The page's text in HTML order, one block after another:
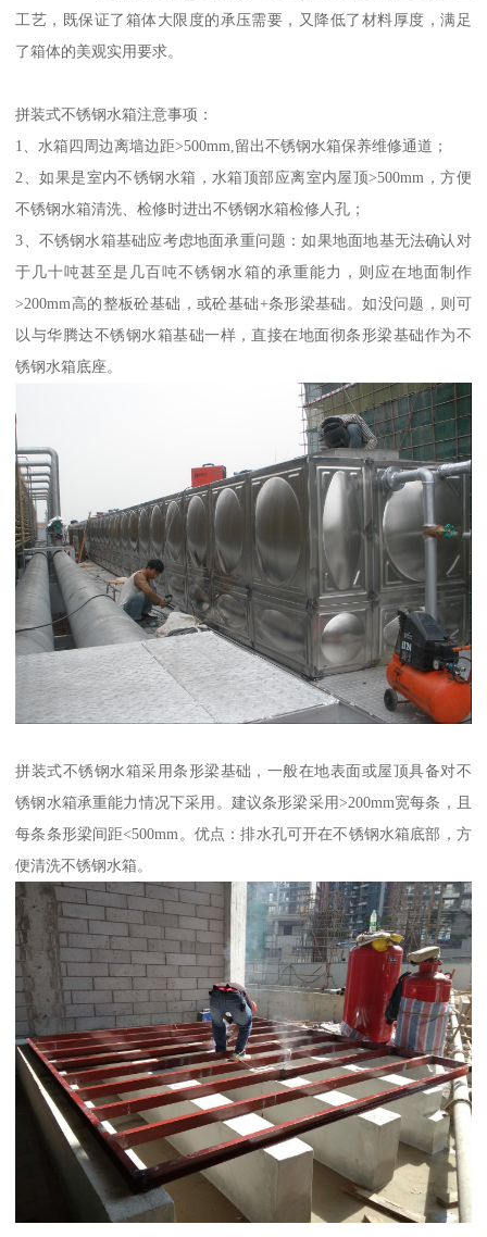
工艺，既保证了箱体大限度的承压需要，又降低了材料厚度，满足
了箱体的美观实用要求。
拼装式不锈钢水箱注意事项：
1、水箱四周边离墙边距>500mm,留出不锈钢水箱保养维修通道；
2、如果是室内不锈钢水箱，水箱顶部应离室内屋顶>500mm，方便
不锈钢水箱清洗、检修时进出不锈钢水箱检修人孔；
3、不锈钢水箱基础应考虑地面承重问题：如果地面地基无法确认对
于几十吨甚至是几百吨不锈钢水箱的承重能力，则应在地面制作
>200mm高的整板砼基础，或砼基础+条形梁基础。如没问题，则可
以与华腾达不锈钢水箱基础一样，直接在地面彻条形梁基础作为不
锈钢水箱底座。
拼装式不锈钢水箱采用条形梁基础，一般在地表面或屋顶具备对不
锈钢水箱承重能力情况下采用。建议条形梁采用>200mm宽每条，且
每条条形梁间距<500mm。优点：排水孔可开在不锈钢水箱底部，方
便清洗不锈钢水箱。